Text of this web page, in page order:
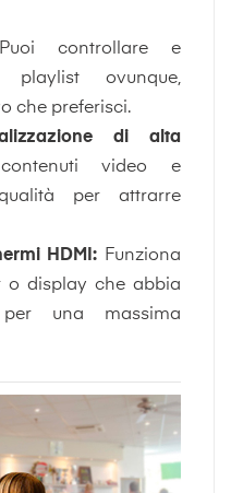
controllare e
ovunque,
che preferisci.
di alta
video e
per attrarre
HDMI: Funziona
o display che abbia
una massima